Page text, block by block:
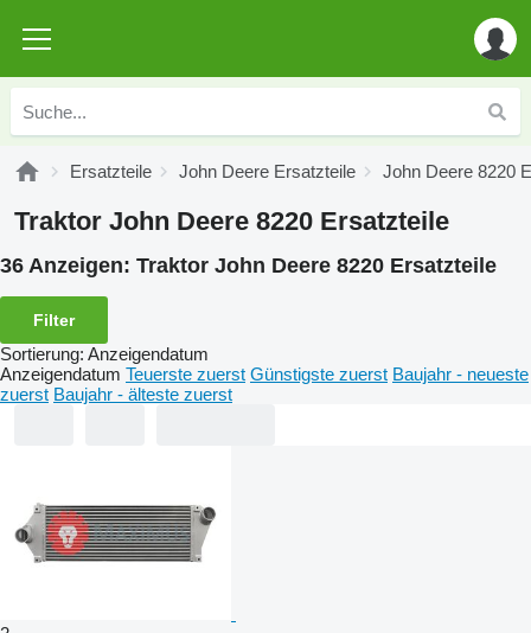
Ersatzteile John Deere Ersatzteile John Deere 8220
Traktor John Deere 8220 Ersatzteile
36 Anzeigen: Traktor John Deere 8220 Ersatzteile
Filter
Sortierung: Anzeigendatum
Anzeigendatum Teuerste zuerst Günstigste zuerst Baujahr - neueste
zuerst Baujahr - älteste zuerst